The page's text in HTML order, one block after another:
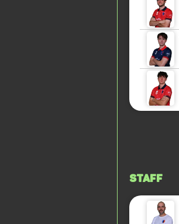
Staff